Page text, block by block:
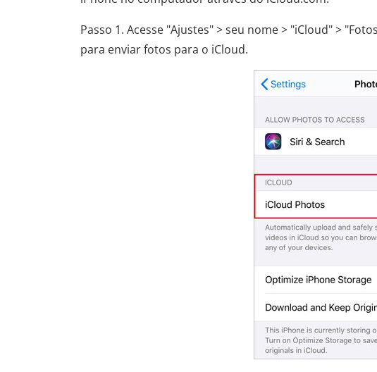
Passo 1. Acesse "Ajustes" > seu nome > "iCloud" >
para enviar fotos para o iCloud.